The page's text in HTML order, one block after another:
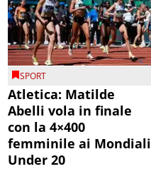
SPORT
Atletica: Matilde
Abelli vola in finale
con la 4×400
femminile ai Mondiali
Under 20